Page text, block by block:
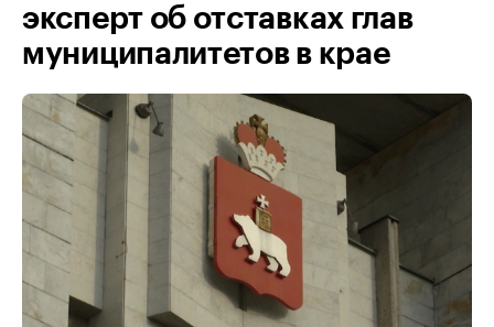
эксперт об отставках глав
муниципалитетов в крае